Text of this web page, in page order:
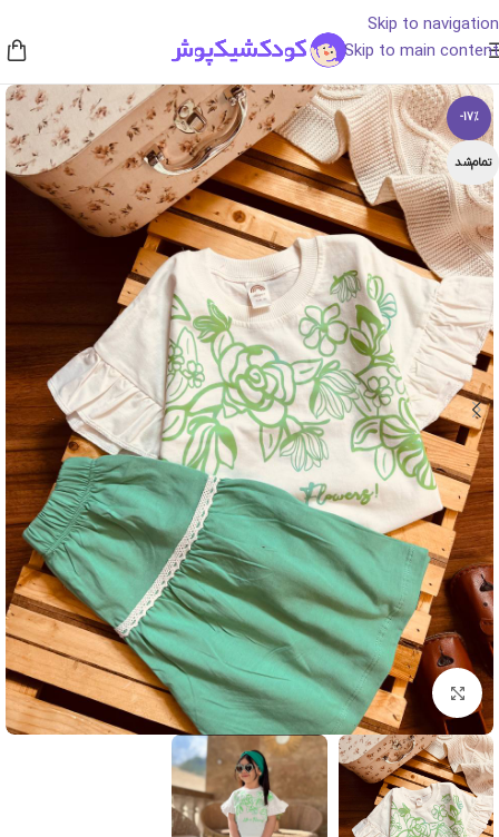
Skip to navigation
Skip to main content
-17%
تمام‌شد
بزرگنمایی تصویر